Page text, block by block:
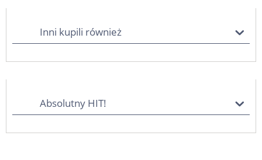
Inni kupili również
Absolutny HIT!